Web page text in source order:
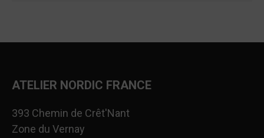
ATELIER NORDIC FRANCE
393 Chemin de Crêt'Nant
Zone du Vernay